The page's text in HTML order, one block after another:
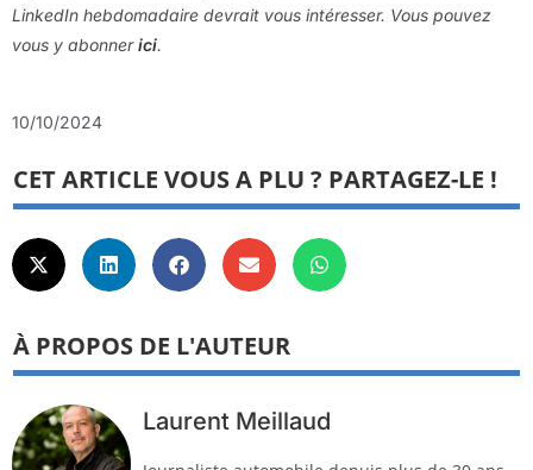
LinkedIn hebdomadaire devrait vous intéresser. Vous pouvez
vous y abonnerici.
10/10/2024
CET ARTICLE VOUS A PLU ? PARTAGEZ-LE !
À PROPOS DE L'AUTEUR
Laurent Meillaud